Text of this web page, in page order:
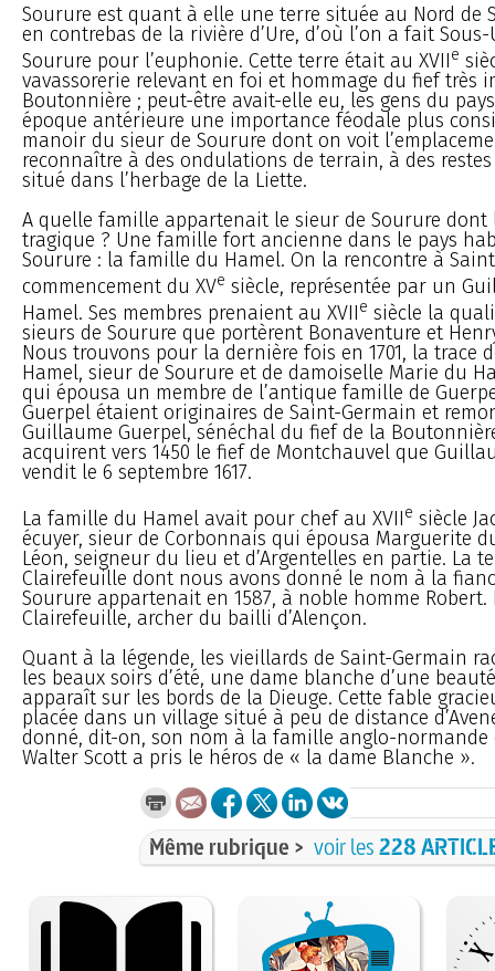
Sourure est quant à elle une terre située au Nord de
en contrebas de la rivière d’Ure, d’où l’on a fait
Sourure pour l’euphonie. Cette terre était au XVIIe
vavassorerie relevant en foi et hommage du fief très
Boutonnière ; peut-être avait-elle eu, les gens du
époque antérieure une importance féodale plus
manoir du sieur de Sourure dont on voit
reconnaître à des ondulations de terrain, à des
situé dans l’herbage de la Liette.
A quelle famille appartenait le sieur de Sourure
tragique ? Une famille fort ancienne dans le pays
Sourure : la famille du Hamel. On la rencontre à
commencement du XVe siècle, représentée par un
Hamel. Ses membres prenaient au XVIIe siècle la
sieurs de Sourure que portèrent Bonaventure et
Nous trouvons pour la dernière fois en 1701, la trace
Hamel, sieur de Sourure et de damoiselle Marie du
qui épousa un membre de l’antique famille de
Guerpel étaient originaires de Saint-Germain et
Guillaume Guerpel, sénéchal du fief de la
acquirent vers 1450 le fief de Montchauvel que
vendit le 6 septembre 1617.
La famille du Hamel avait pour chef au XVIIe siècle
écuyer, sieur de Corbonnais qui épousa Marguerite
Léon, seigneur du lieu et d’Argentelles en partie. La
Clairefeuille dont nous avons donné le nom à la
Sourure appartenait en 1587, à noble homme Robert.
Clairefeuille, archer du bailli d’Alençon.
Quant à la légende, les vieillards de Saint-Germain
les beaux soirs d’été, une dame blanche d’une
apparaît sur les bords de la Dieuge. Cette fable
placée dans un village situé à peu de distance
donné, dit-on, son nom à la famille anglo-normande
Walter Scott a pris le héros de « la dame Blanche ».
Même rubrique > voir les228